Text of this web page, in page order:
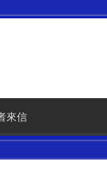
來信